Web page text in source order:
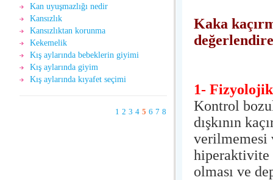
Kan uyuşmazlığı nedir
Kansızlık
Kansızlıktan korunma
Kekemelik
Kış aylarında bebeklerin giyimi
Kış aylarında giyim
Kış aylarında kıyafet seçimi
1 2 3 4 5 6 7 8
Kaka
1-
Kontrol
dışkının
verilmemesi
hiperaktivite
olması ve